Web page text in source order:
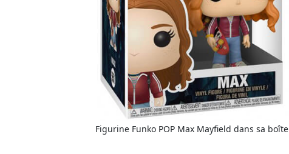
Figurine Funko POP Max Mayfield dans sa boîte